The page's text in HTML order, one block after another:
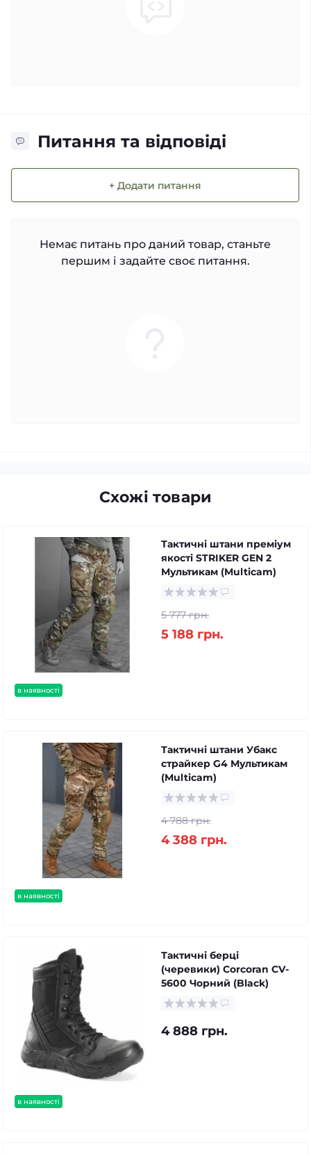
Питання та відповіді
+ Додати питання
Немає питань про даний товар, станьте
першим і задайте своє питання.
Схожі товари
в наявності
Тактичні штани преміум
якості STRIKER GEN 2
Мультикам (Multicam)
5 777 грн.
5 188 грн.
в наявності
Тактичні штани Убакс
страйкер G4 Мультикам
(Multicam)
4 788 грн.
4 388 грн.
в наявності
Тактичні берці
(черевики) Corcoran CV-
5600 Чорний (Black)
4 888 грн.